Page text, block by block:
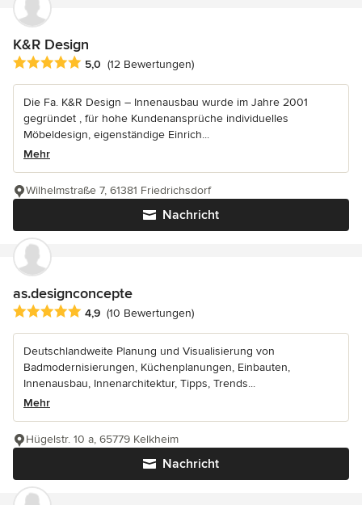
K&R Design
Durchschnittliche Bewertung: 5 von 5 Sternen
5,0 (12 Bewertungen)
Die Fa. K&R Design – Innenausbau wurde im Jahre 2001
gegründet , für hohe Kundenansprüche individuelles
Möbeldesign, eigenständige Einrich...
Mehr
Nachricht
Wilhelmstraße 7, 61381 Friedrichsdorf
as.designconcepte
Durchschnittliche Bewertung: 4.9 von 5 Sternen
4,9 (10 Bewertungen)
Deutschlandweite Planung und Visualisierung von
Badmodernisierungen, Küchenplanungen, Einbauten,
Innenausbau, Innenarchitektur, Tipps, Trends...
Mehr
Nachricht
Hügelstr. 10 a, 65779 Kelkheim